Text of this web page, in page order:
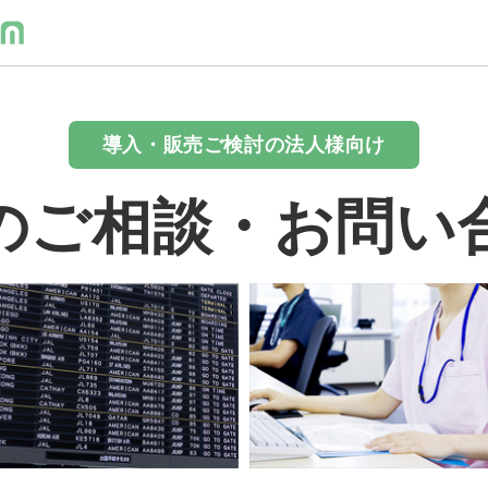
導入・販売ご検討の法人様向け
ご相談・お問い